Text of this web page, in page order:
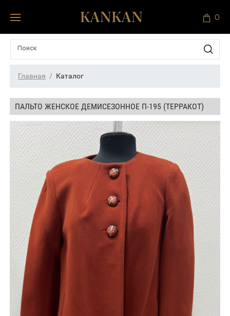
0
Главная Каталог
ПАЛЬТО ЖЕНСКОЕ ДЕМИСЕЗОННОЕ П-195 (ТЕРРАКОТ)